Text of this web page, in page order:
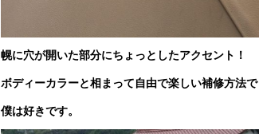
幌に穴が開いた部分にちょっとしたアクセント！
ボディーカラーと相まって自由で楽しい補修方法で
僕は好きです。